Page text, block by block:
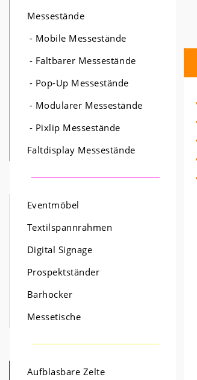
Messestände
- Mobile Messestände
- Faltbarer Messestände
- Pop-Up Messestände
- Modularer Messestände
- Pixlip Messestände
Faltdisplay Messestände
Eventmöbel
Textilspannrahmen
Digital Signage
Prospektständer
Barhocker
Messetische
Aufblasbare Zelte